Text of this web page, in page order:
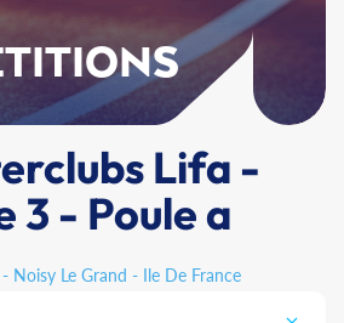
Lifa -
3 - Poule a
Noisy Le Grand - Ile De France